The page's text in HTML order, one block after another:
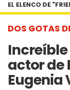
DOS GOTAS
actor de
Eugenia
EL ELENCO DE